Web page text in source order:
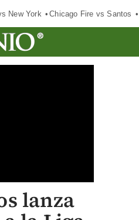
New York Chicago Fire vs Santos
lanza